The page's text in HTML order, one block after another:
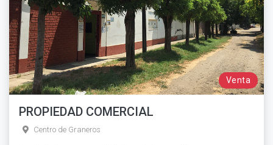
Venta
PROPIEDAD COMERCIAL
Centro de Graneros